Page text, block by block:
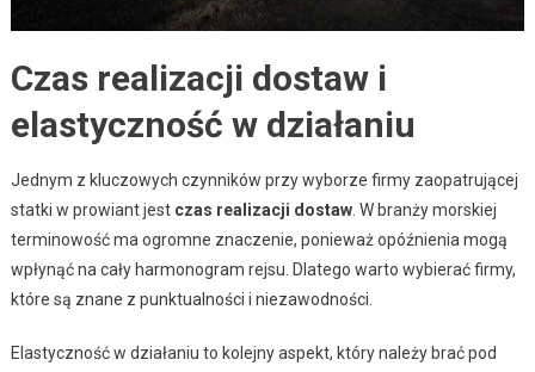
Czas realizacji dostaw i
elastyczność w działaniu
Jednym z kluczowych czynników przy wyborze firmy zaopatrującej
statki w prowiant jest czas realizacji dostaw. W branży morskiej
terminowość ma ogromne znaczenie, ponieważ opóźnienia mogą
wpłynąć na cały harmonogram rejsu. Dlatego warto wybierać firmy,
które są znane z punktualności i niezawodności.
Elastyczność w działaniu to kolejny aspekt, który należy brać pod